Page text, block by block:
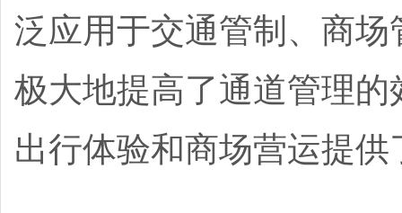
泛应用于交通管制、商
极大地提高了通道管理
出行体验和商场营运提